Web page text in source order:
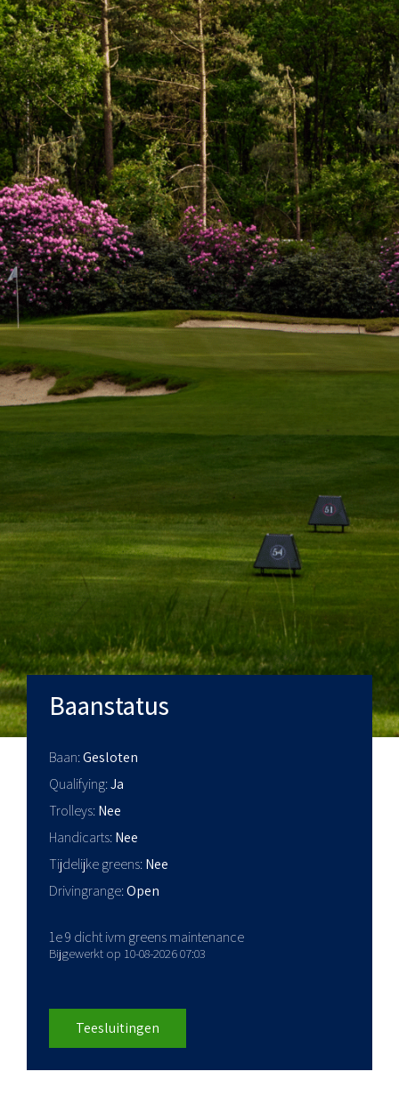
Baanstatus
Baan Gesloten
Qualifying Ja
Trolleys Nee
Handicarts Nee
Tijdelijke greens Nee
Drivingrange Open
1e 9 dicht ivm greens maintenance
Bijgewerkt op 10-08-2026 07:03
Teesluitingen